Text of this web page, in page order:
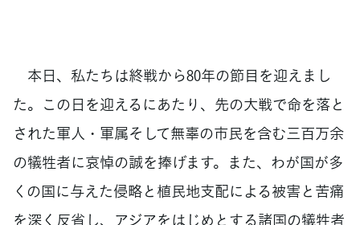
本日、私たちは終戦から80年の節目を迎えまし
た。この日を迎えるにあたり、先の大戦で命を落と
された軍人・軍属そして無辜の市民を含む三百万余
の犠牲者に哀悼の誠を捧げます。また、わが国が多
くの国に与えた侵略と植民地支配による被害と苦痛
を深く反省し、アジアをはじめとする諸国の犠牲者